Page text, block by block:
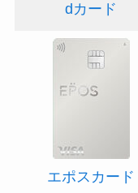
dカード
エポスカード